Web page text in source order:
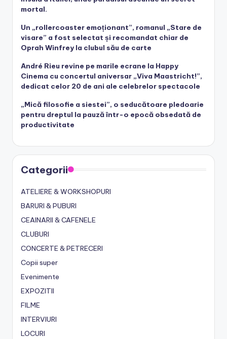
mortal.
Un „rollercoaster emoționant”, romanul „Stare de
visare” a fost selectat și recomandat chiar de
Oprah Winfrey la clubul său de carte
André Rieu revine pe marile ecrane la Happy
Cinema cu concertul aniversar „Viva Maastricht!”,
dedicat celor 20 de ani ale celebrelor spectacole
„Mică filosofie a siestei”, o seducătoare pledoarie
pentru dreptul la pauză într-o epocă obsedată de
productivitate
Categorii
ATELIERE & WORKSHOPURI
BARURI & PUBURI
CEAINARII & CAFENELE
CLUBURI
CONCERTE & PETRECERI
Copii super
Evenimente
EXPOZITII
FILME
INTERVIURI
LOCURI